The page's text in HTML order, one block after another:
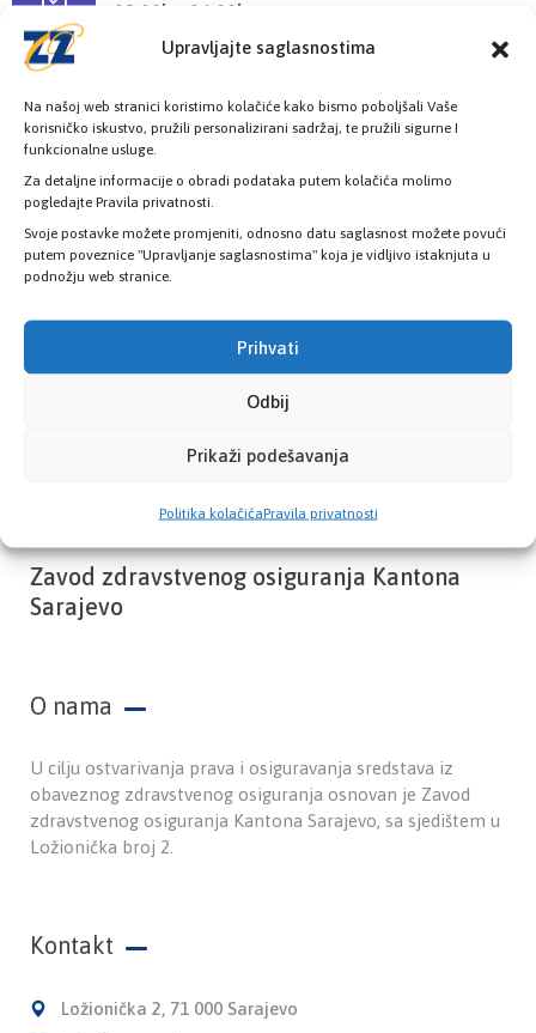
Upravljajte saglasnostima
Na našoj web stranici koristimo kolačiće kako bismo poboljšali Vaše
korisničko iskustvo, pružili personalizirani sadržaj, te pružili sigurne I
funkcionalne usluge.
Za detaljne informacije o obradi podataka putem kolačića molimo
pogledajte Pravila privatnosti.
Svoje postavke možete promjeniti, odnosno datu saglasnost možete povući
putem poveznice "Upravljanje saglasnostima" koja je vidljivo istaknjuta u
podnožju web stranice.
Prihvati
Odbij
Prikaži podešavanja
Politika kolačićaPravila privatnosti
08:00h - 16:00h
Provjerite status vaše elektronske
zdravstvene kartice
PROVJERITE STATUS
Zavod zdravstvenog osiguranja Kantona
Sarajevo
O nama
U cilju ostvarivanja prava i osiguravanja sredstava iz
obaveznog zdravstvenog osiguranja osnovan je Zavod
zdravstvenog osiguranja Kantona Sarajevo, sa sjedištem u
Ložionička broj 2.
Kontakt
Ložionička 2, 71 000 Sarajevo